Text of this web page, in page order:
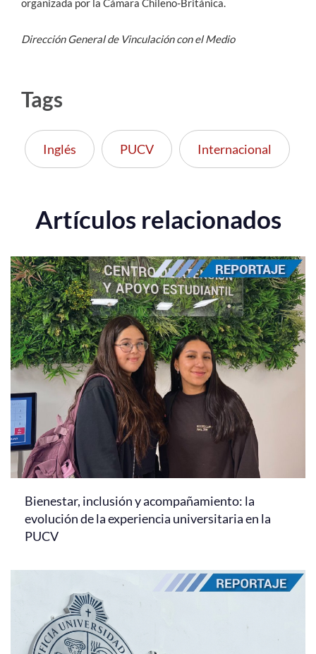
organizada por la Cámara Chileno-Británica.
Dirección General de Vinculación con el Medio
Tags
Inglés PUCV Internacional
Artículos relacionados
Bienestar, inclusión y acompañamiento: la
evolución de la experiencia universitaria en la
PUCV